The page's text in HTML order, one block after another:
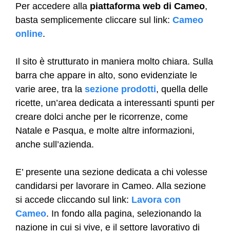
Per accedere alla piattaforma web di Cameo,
basta semplicemente cliccare sul link: Cameo
online.
Il sito è strutturato in maniera molto chiara. Sulla
barra che appare in alto, sono evidenziate le
varie aree, tra la sezione prodotti, quella delle
ricette, un’area dedicata a interessanti spunti per
creare dolci anche per le ricorrenze, come
Natale e Pasqua, e molte altre informazioni,
anche sull’azienda.
E’ presente una sezione dedicata a chi volesse
candidarsi per lavorare in Cameo. Alla sezione
si accede cliccando sul link: Lavora con
Cameo. In fondo alla pagina, selezionando la
nazione in cui si vive, e il settore lavorativo di